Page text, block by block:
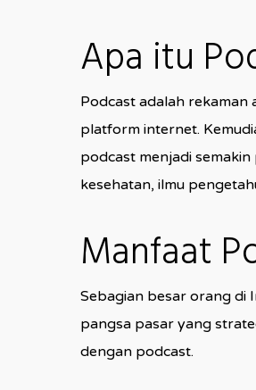
Apa itu
Podcast adalah rekaman
platform internet.
podcast menjadi
kesehatan, ilmu
Manfaat
Sebagian besar orang di
pangsa pasar yang
dengan podcast.